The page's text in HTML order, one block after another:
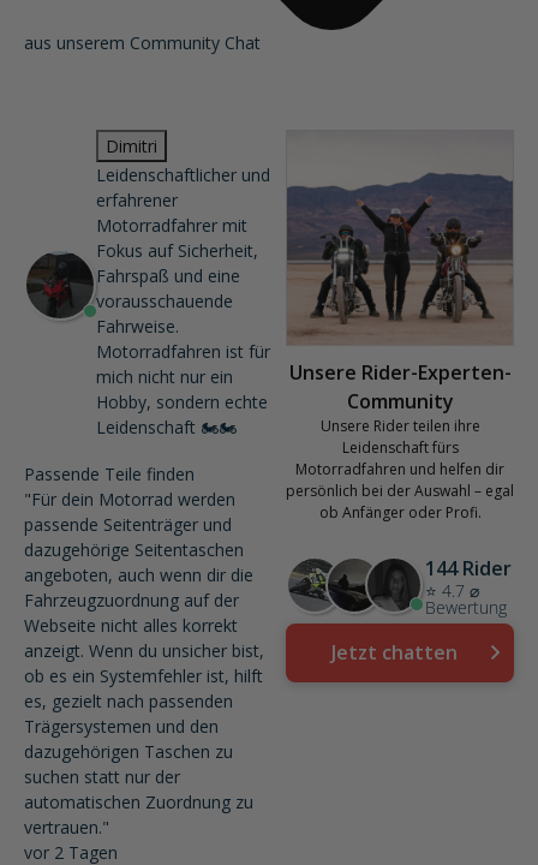
aus unserem Community Chat
Dimitri
Leidenschaftlicher und
erfahrener
Motorradfahrer mit
Fokus auf Sicherheit,
Fahrspaß und eine
vorausschauende
Fahrweise.
Motorradfahren ist für
mich nicht nur ein
Hobby, sondern echte
Leidenschaft 🏍️🏍️
Passende Teile finden
"Für dein Motorrad werden
passende Seitenträger und
dazugehörige Seitentaschen
angeboten, auch wenn dir die
Fahrzeugzuordnung auf der
Webseite nicht alles korrekt
anzeigt. Wenn du unsicher bist,
ob es ein Systemfehler ist, hilft
es, gezielt nach passenden
Trägersystemen und den
dazugehörigen Taschen zu
suchen statt nur der
automatischen Zuordnung zu
vertrauen."
vor 2 Tagen
Unsere Rider-Experten-
Community
Unsere Rider teilen ihre
Leidenschaft fürs
Motorradfahren und helfen dir
persönlich bei der Auswahl – egal
ob Anfänger oder Profi.
144 Rider
⭐ 4.7 ⌀
Bewertung
Jetzt chatten